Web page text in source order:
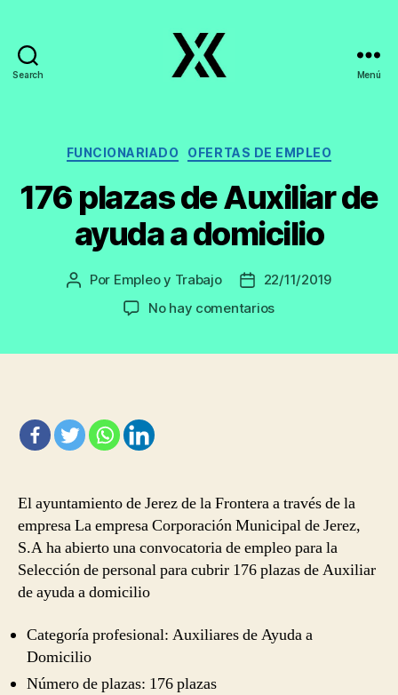
Search Menú
Categorías
FUNCIONARIADO OFERTAS DE EMPLEO
176 plazas de Auxiliar de
ayuda a domicilio
Autor
Por Empleo y Trabajo
Fecha
de
22/11/2019
No hay comentariosen
El ayuntamiento de Jerez de la Frontera a través de la
empresa La empresa Corporación Municipal de Jerez,
S.A ha abierto una convocatoria de empleo para la
Selección de personal para cubrir 176 plazas de Auxiliar
de ayuda a domicilio
Categoría profesional: Auxiliares de Ayuda a
Domicilio
Número de plazas: 176 plazas